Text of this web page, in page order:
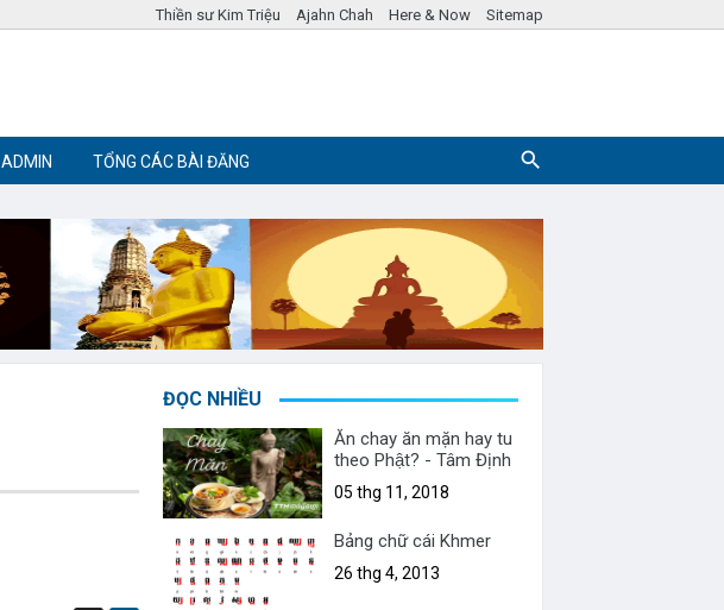
Thiền sư Kim Triệu Ajahn Chah Here & Now Sitemap
ADMIN TỔNG CÁC BÀI ĐĂNG
ĐỌC NHIỀU
Ăn chay ăn mặn hay tu
theo Phật? - Tâm Định
05 thg 11, 2018
Bảng chữ cái Khmer
26 thg 4, 2013